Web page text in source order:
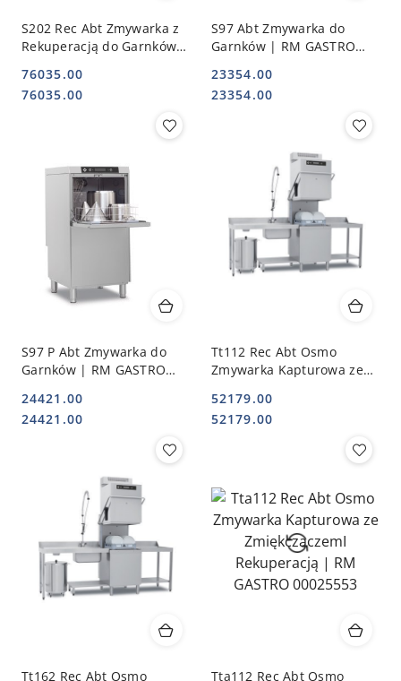
S202 Rec Abt Zmywarka z
Rekuperacją do Garnków |
Cena:
76035.00
Cena:
76035.00
S97 Abt Zmywarka do
Garnków | RM GASTRO
Cena:
23354.00
Cena:
23354.00
S97 P Abt Zmywarka do
Garnków | RM GASTRO
Cena:
24421.00
Cena:
24421.00
Tt112 Rec Abt Osmo
Zmywarka Kapturowa ze
Rekuperacją | RM GASTRO
00025551
Cena:
52179.00
Cena:
52179.00
Tt162 Rec Abt Osmo Tta112 Rec Abt Osmo